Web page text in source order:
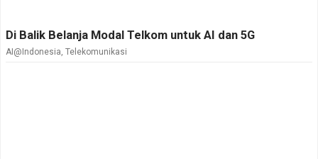
Di Balik Belanja Modal Telkom untuk AI dan 5G
AI@Indonesia Telekomunikasi